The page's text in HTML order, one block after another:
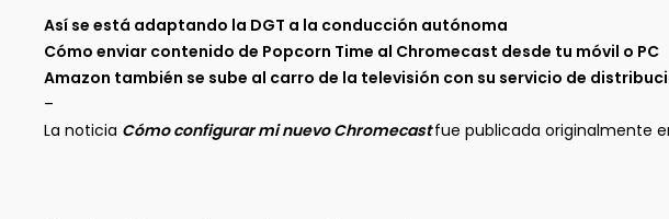
Así se está adaptando la DGT a la conducción autónoma
Cómo enviar contenido de Popcorn Time al Chromecast desde tu móvil o PC
Amazon también se sube al carro de la televisión con su servicio de
–
La noticia Cómo configurar mi nuevo Chromecastfue publicada originalmente